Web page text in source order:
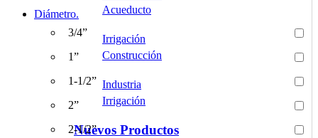
Acueducto
Construcción
Irrigación
Irrigación
Industria
Nuevos Productos
Diámetro.
3/4”
1”
1-1/2”
2”
2-1/2”